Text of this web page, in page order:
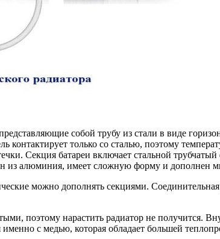
собой трубу из стали в виде
контактирует только со сталью, поэтому
Секция батареи включает стальной
из алюминия, имеет сложную форму и
можно дополнять секциями. Соединительная
поэтому нарастить радиатор не получится.
именно с медью, которая обладает большей